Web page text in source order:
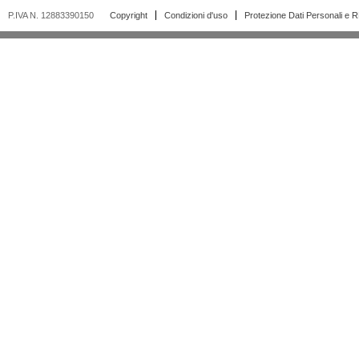
P.IVA N. 12883390150 Copyright Condizioni d'uso Protezione Dati Personali e